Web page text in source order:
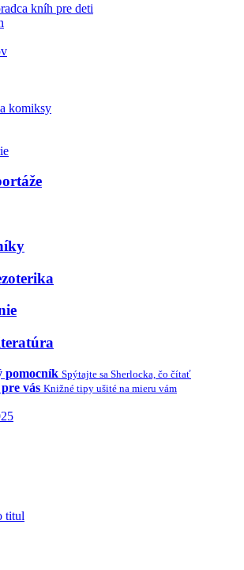
kníh pre deti
komiksy
pomocník Spýtajte sa Sherlocka, čo čítať
vás Knižné tipy ušité na mieru vám
titul